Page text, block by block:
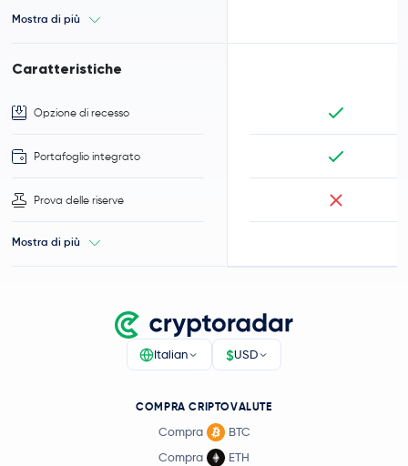
Mostra di più
Caratteristiche
Opzione di recesso
Portafoglio integrato
Prova delle riserve
Mostra di più
Italian $USD
COMPRA CRIPTOVALUTE
Compra
BTC
Compra
ETH